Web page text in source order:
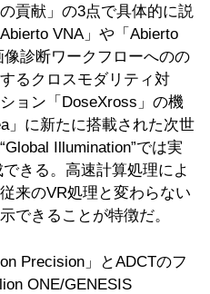
貢献」の3点で具体的に説
VNA」や「Abierto
診断ワークフローへのの
るクロスモダリティ対
ョン「DoseXross」の機
」に新たに搭載された次世
Illumination”では実
きる。高速計算処理によ
来のVR処理と変わらない
できることが特徴だ。
Precision」とADCTのフ
ONE/GENESIS